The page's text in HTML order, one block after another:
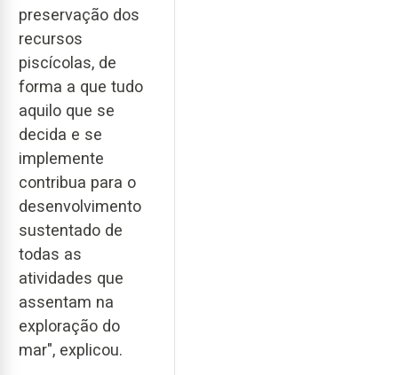
preservação dos
recursos
piscícolas, de
forma a que tudo
aquilo que se
decida e se
implemente
contribua para o
desenvolvimento
sustentado de
todas as
atividades que
assentam na
exploração do
mar", explicou.